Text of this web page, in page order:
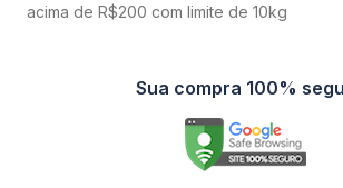
acima de R$200 com limite de 10kg
Sua compra 100%